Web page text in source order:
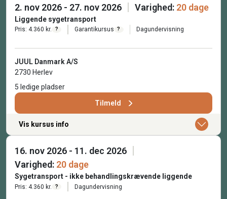
2. nov 2026 - 27. nov 2026 Varighed: 20 dage
Liggende sygetransport
Pris: 4.360 kr. ? Garantikursus ? Dagundervisning
JUUL Danmark A/S
2730 Herlev
5 ledige pladser
Tilmeld
Vis kursus info
16. nov 2026 - 11. dec 2026
Varighed: 20 dage
Sygetransport - ikke behandlingskrævende liggende
Pris: 4.360 kr. ? Dagundervisning